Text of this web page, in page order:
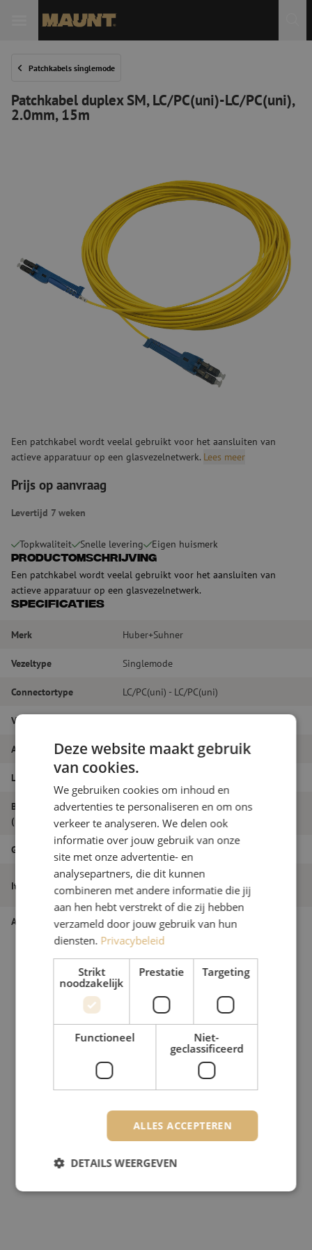
Patchkabels singlemode
Patchkabel duplex SM, LC/PC(uni)-LC/PC(uni),
2.0mm, 15m
Een patchkabel wordt veelal gebruikt voor het aansluiten van
actieve apparatuur op een glasvezelnetwerk. Lees meer
Prijs op aanvraag
Levertijd 7 weken
Topkwaliteit Snelle levering Eigen huismerk
Productomschrijving
Een patchkabel wordt veelal gebruikt voor het aansluiten van
actieve apparatuur op een glasvezelnetwerk.
Specificaties
Merk Huber+Suhner
Vezeltype Singlemode
Connectortype LC/PC(uni) - LC/PC(uni)
Vezelsoort
Aantal vezels Duplex
Lengte 15m
Buitendiameter
(mm)
2.0
Grade
Itemnaam
Patchkabel duplex SM, LC/PC(uni)-
LC/PC(uni), 2.0mm, 15m
Artikelnummer M20000511
Deze website maakt gebruik
van cookies.
We gebruiken cookies om inhoud en
advertenties te personaliseren en om ons
verkeer te analyseren. We delen ook
informatie over jouw gebruik van onze
site met onze advertentie- en
analysepartners, die dit kunnen
combineren met andere informatie die jij
aan hen hebt verstrekt of die zij hebben
verzameld door jouw gebruik van hun
diensten. Privacybeleid
Strikt
noodzakelijk
Prestatie Targeting
Functioneel
Niet-
geclassificeerd
ALLES ACCEPTEREN
DETAILS WEERGEVEN